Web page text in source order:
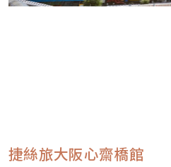
捷絲旅大阪心齋橋館